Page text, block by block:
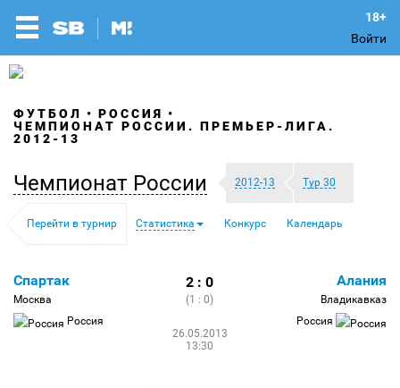
Войти
ФУТБОЛ
РОССИЯ
ЧЕМПИОНАТ РОССИИ. ПРЕМЬЕР-ЛИГА.
2012-13
Чемпионат России 2012-13 Тур 30
Перейти в турнир Статистика Конкурс Календарь
Спартак
Москва
Россия
2 : 0
(1 : 0)
26.05.2013
13:30
Алания
Владикавказ
Россия